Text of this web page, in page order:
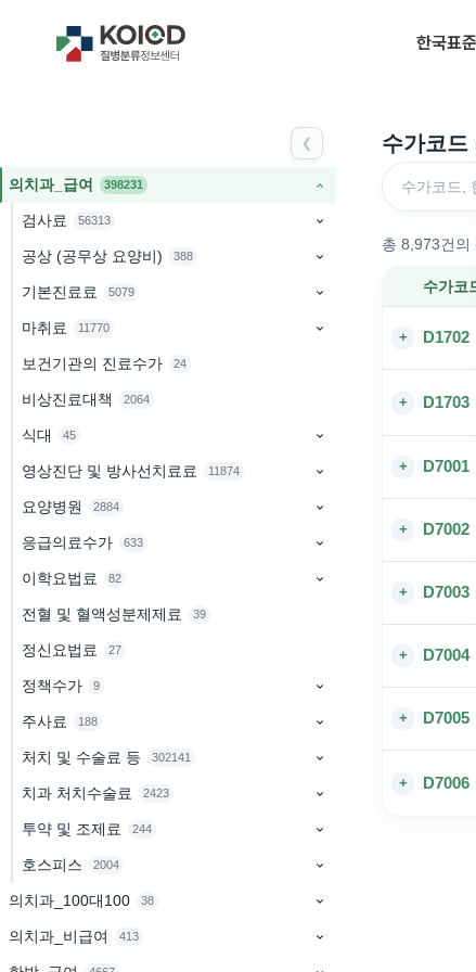
한국표
❮
의치과_급여 398231
검사료 56313
공상 (공무상 요양비) 388
기본진료료 5079
마취료 11770
보건기관의 진료수가 24
비상진료대책 2064
식대 45
영상진단 및 방사선치료료 11874
요양병원 2884
응급의료수가 633
이학요법료 82
전혈 및 혈액성분제제료 39
정신요법료 27
정책수가 9
주사료 188
처치 및 수술료 등 302141
치과 처치수술료 2423
투약 및 조제료 244
호스피스 2004
의치과_100대100 38
의치과_비급여 413
수가코드
수가코드, 한글명,
총 8,973건의
하위 분류 토
수가코
+ D1702
+ D1703
+ D7001
+ D7002
+ D7003
+ D7004
+ D7005
+ D7006